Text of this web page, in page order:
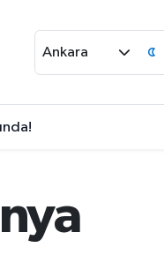
Ankara